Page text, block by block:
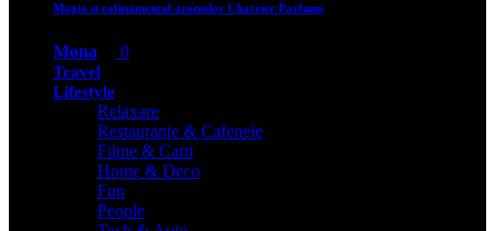
Magia si rafinamentul aromelor Charrier Parfums
Mona 0
Travel
Lifestyle
Relaxare
Restaurante & Cafenele
Filme & Carti
Home & Deco
Fun
People